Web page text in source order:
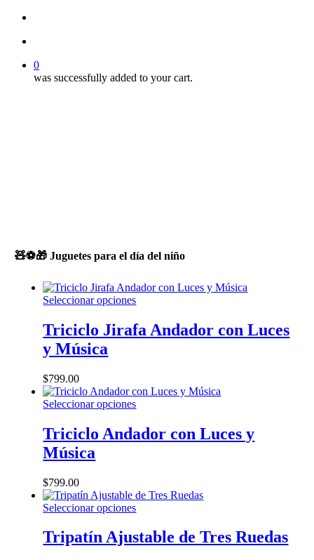
0
was successfully added to your cart.
🧸⚽🎁 Juguetes para el día del niño
Seleccionar opcionesEste
tiene
múltiples
se
pueden
elegir
en
la
Triciclo Jirafa Andador con Luces
y Música
$799.00
Seleccionar opcionesEste
tiene
múltiples
se
pueden
elegir
la
Triciclo Andador con Luces y
Música
$799.00
Seleccionar opcionesEste
tiene
múltiples
Tripatín Ajustable de Tres Ruedas